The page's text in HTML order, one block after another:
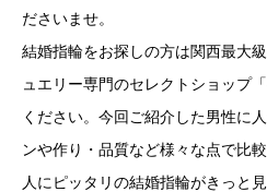
ださいませ。
結婚指輪をお探しの方は関西最大
ュエリー専門のセレクトショップ
ください。今回ご紹介した男性に
ンや作り・品質など様々な点で比
人にピッタリの結婚指輪がきっと見